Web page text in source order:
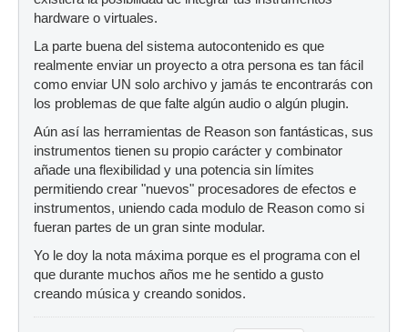
hardware o virtuales.
La parte buena del sistema autocontenido es que
realmente enviar un proyecto a otra persona es tan fácil
como enviar UN solo archivo y jamás te encontrarás con
los problemas de que falte algún audio o algún plugin.
Aún así las herramientas de Reason son fantásticas, sus
instrumentos tienen su propio carácter y combinator
añade una flexibilidad y una potencia sin límites
permitiendo crear "nuevos" procesadores de efectos e
instrumentos, uniendo cada modulo de Reason como si
fueran partes de un gran sinte modular.
Yo le doy la nota máxima porque es el programa con el
que durante muchos años me he sentido a gusto
creando música y creando sonidos.